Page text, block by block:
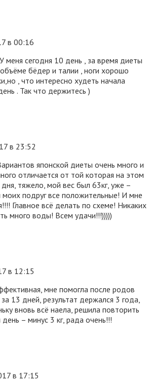
в 00:16
меня сегодня 10 день , за время диеты
бёдер и талии , ноги хорошо
, что интересно худеть начала
. Так что держитесь )
в 23:52
японской диеты очень много и
отличается от той которая на этом
тяжело, мой вес был 63кг, уже –
моих подруг все положительные! И мне
Главное всё делать по схеме! Никаких
много воды! Всем удачи!!!)))))
в 12:15
мне помогла после родов
13 дней, результат держался 3 года,
вновь всё наела, решила повторить
– минус 3 кг, рада очень!!!
в 17:15